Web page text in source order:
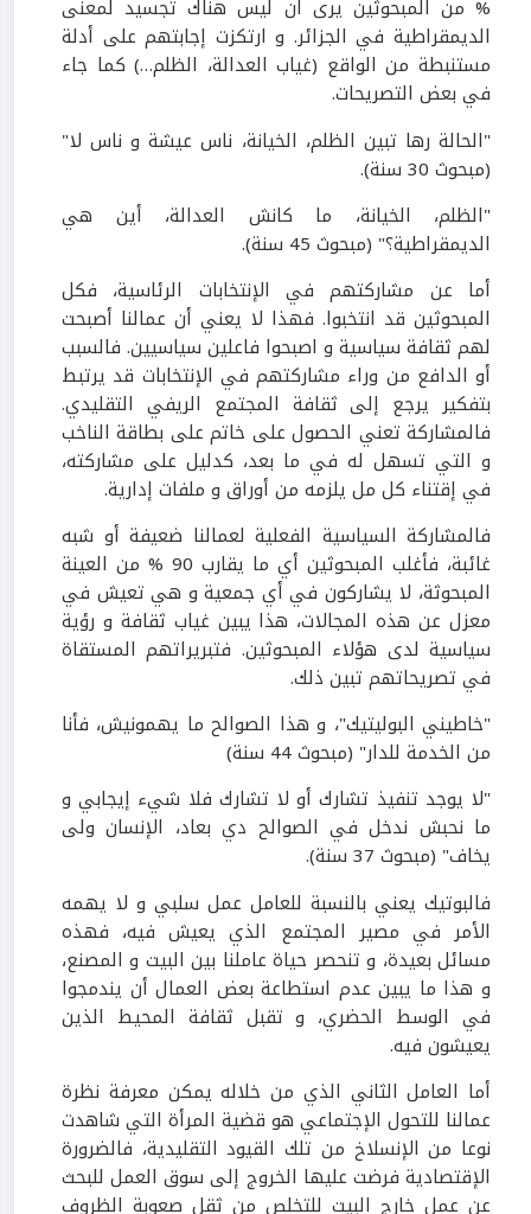
% من المبحوثين يرى ان ليس هناك تجسيد لمعنى
الديمقراطية في الجزائر. و ارتكزت إجابتهم على أدلة
مستنبطة من الواقع (غياب العدالة، الظلم…) كما جاء
في بعض التصريحات.
"الحالة رها تبين الظلم، الخيانة، ناس عيشة و ناس لا"
(مبحوث 30 سنة).
"الظلم، الخيانة، ما كانش العدالة، أين هي
الديمقراطية؟" (مبحوث 45 سنة).
أما عن مشاركتهم في الإنتخابات الرئاسية، فكل
المبحوثين قد انتخبوا. فهذا لا يعني أن عمالنا أصبحت
لهم ثقافة سياسية و اصبحوا فاعلين سياسيين. فالسبب
أو الدافع من وراء مشاركتهم في الإنتخابات قد يرتبط
بتفكير يرجع إلى ثقافة المجتمع الريفي التقليدي.
فالمشاركة تعني الحصول على خاتم على بطاقة الناخب
و التي تسهل له في ما بعد، كدليل على مشاركته،
في إقتناء كل مل يلزمه من أوراق و ملفات إدارية.
فالمشاركة السياسية الفعلية لعمالنا ضعيفة أو شبه
غائبة، فأغلب المبحوثين أي ما يقارب 90 % من العينة
المبحوثة، لا يشاركون في أي جمعية و هي تعيش في
معزل عن هذه المجالات، هذا يبين غياب ثقافة و رؤية
سياسية لدى هؤلاء المبحوثين. فتبريراتهم المستقاة
في تصريحاتهم تبين ذلك.
"خاطيني البوليتيك"، و هذا الصوالح ما يهمونيش، فأنا
من الخدمة للدار" (مبحوث 44 سنة)
"لا يوجد تنفيذ تشارك أو لا تشارك فلا شيء إيجابي و
ما نحبش ندخل في الصوالح دي بعاد، الإنسان ولى
يخاف" (مبحوث 37 سنة).
فالبوتيك يعني بالنسبة للعامل عمل سلبي و لا يهمه
الأمر في مصير المجتمع الذي يعيش فيه، فهذه
مسائل بعيدة، و تنحصر حياة عاملنا بين البيت و المصنع،
و هذا ما يبين عدم استطاعة بعض العمال أن يندمجوا
في الوسط الحضري، و تقبل ثقافة المحيط الذين
يعيشون فيه.
أما العامل الثاني الذي من خلاله يمكن معرفة نظرة
عمالنا للتحول الإجتماعي هو قضية المرأة التي شاهدت
نوعا من الإنسلاخ من تلك القيود التقليدية، فالضرورة
الإقتصادية فرضت عليها الخروج إلى سوق العمل للبحث
عن عمل خارج البيت للتخلص من ثقل صعوبة الظروف